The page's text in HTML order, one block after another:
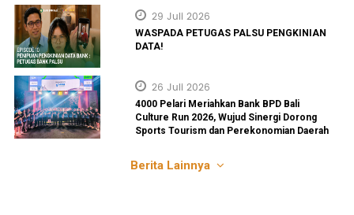
29 Juli 2026
WASPADA PETUGAS PALSU PENGKINIAN
DATA!
26 Juli 2026
4000 Pelari Meriahkan Bank BPD Bali
Culture Run 2026, Wujud Sinergi Dorong
Sports Tourism dan Perekonomian Daerah
Berita Lainnya